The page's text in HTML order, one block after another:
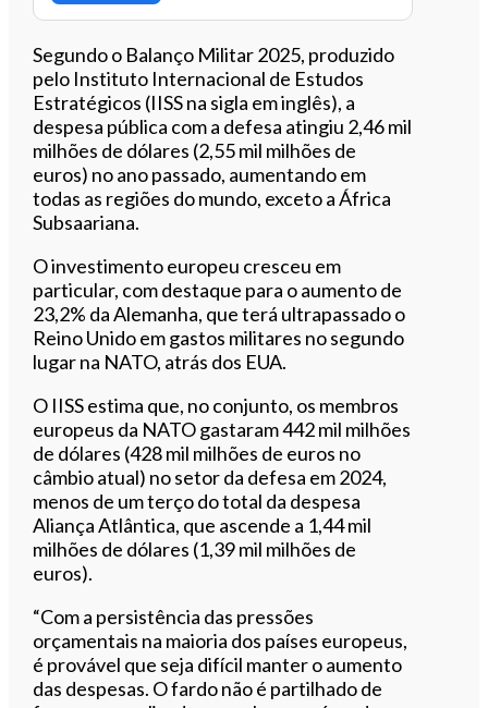
Segundo o Balanço Militar 2025, produzido
pelo Instituto Internacional de Estudos
Estratégicos (IISS na sigla em inglês), a
despesa pública com a defesa atingiu 2,46 mil
milhões de dólares (2,55 mil milhões de
euros) no ano passado, aumentando em
todas as regiões do mundo, exceto a África
Subsaariana.
O investimento europeu cresceu em
particular, com destaque para o aumento de
23,2% da Alemanha, que terá ultrapassado o
Reino Unido em gastos militares no segundo
lugar na NATO, atrás dos EUA.
O IISS estima que, no conjunto, os membros
europeus da NATO gastaram 442 mil milhões
de dólares (428 mil milhões de euros no
câmbio atual) no setor da defesa em 2024,
menos de um terço do total da despesa
Aliança Atlântica, que ascende a 1,44 mil
milhões de dólares (1,39 mil milhões de
euros).
“Com a persistência das pressões
orçamentais na maioria dos países europeus,
é provável que seja difícil manter o aumento
das despesas. O fardo não é partilhado de